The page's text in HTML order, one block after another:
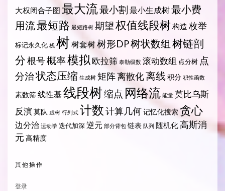
大权闭合子图 最大流最小割 最小生成树最小费
用流最短路 最短路树 期望权值线段树构造 枚举
标记永久化 栈 树 树套树树形DP树状数组 树链剖
分根号概率模拟 欧拉筛 泰勒级数 滚动数组 点分树 点
分治状态压缩 生成树 矩阵离散化离线积分 积性函数
素数筛线性基 线段树缩点 网络流 能量 莫比乌斯
反演莫队 虚树 行列式 计数计算几何记忆化搜索贪心
边分治 运动学 迭代加深 逆元 部分背包 链表 队列 随机化高斯消
元 高精度
其他操作
登录